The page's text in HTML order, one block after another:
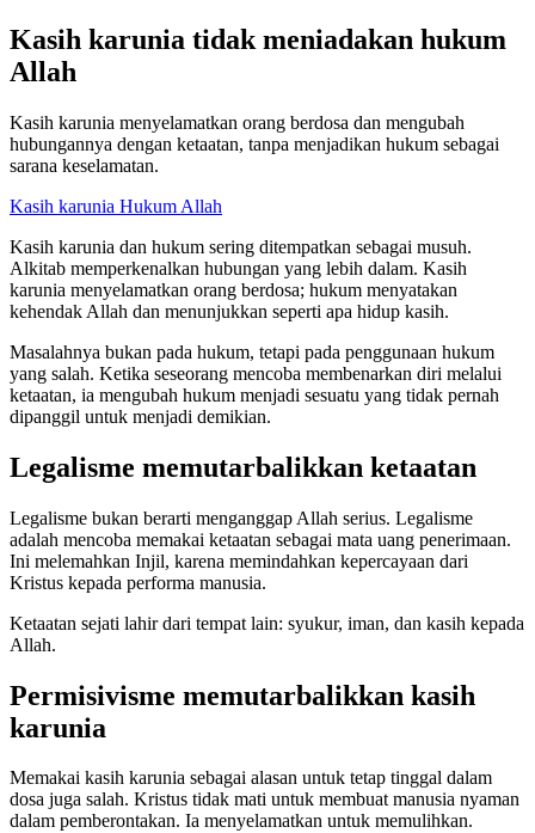
Kasih karunia tidak meniadakan hukum
Allah
Kasih karunia menyelamatkan orang berdosa dan mengubah
hubungannya dengan ketaatan, tanpa menjadikan hukum sebagai
sarana keselamatan.
Kasih karunia Hukum Allah
Kasih karunia dan hukum sering ditempatkan sebagai musuh.
Alkitab memperkenalkan hubungan yang lebih dalam. Kasih
karunia menyelamatkan orang berdosa; hukum menyatakan
kehendak Allah dan menunjukkan seperti apa hidup kasih.
Masalahnya bukan pada hukum, tetapi pada penggunaan hukum
yang salah. Ketika seseorang mencoba membenarkan diri melalui
ketaatan, ia mengubah hukum menjadi sesuatu yang tidak pernah
dipanggil untuk menjadi demikian.
Legalisme memutarbalikkan ketaatan
Legalisme bukan berarti menganggap Allah serius. Legalisme
adalah mencoba memakai ketaatan sebagai mata uang penerimaan.
Ini melemahkan Injil, karena memindahkan kepercayaan dari
Kristus kepada performa manusia.
Ketaatan sejati lahir dari tempat lain: syukur, iman, dan kasih kepada
Allah.
Permisivisme memutarbalikkan kasih
karunia
Memakai kasih karunia sebagai alasan untuk tetap tinggal dalam
dosa juga salah. Kristus tidak mati untuk membuat manusia nyaman
dalam pemberontakan. Ia menyelamatkan untuk memulihkan.